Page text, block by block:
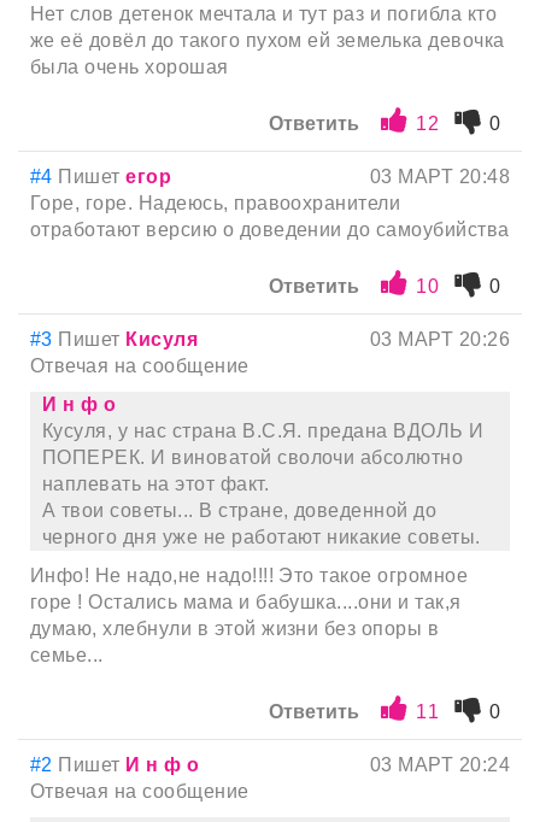
Нет слов детенок мечтала и тут раз и погибла кто
же её довёл до такого пухом ей земелька девочка
была очень хорошая
Ответить 12 0
#4 Пишетегор
03 МАРТ 20:48
Горе, горе. Надеюсь, правоохранители
отработают версию о доведении до самоубийства
Ответить 10 0
#3 Пишет Кисуля
03 МАРТ 20:26
Отвечая на сообщение
И н ф о
Кусуля, у нас страна В.С.Я. предана ВДОЛЬ И
ПОПЕРЕК. И виноватой сволочи абсолютно
наплевать на этот факт.
А твои советы... В стране, доведенной до
черного дня уже не работают никакие советы.
Инфо! Не надо,не надо!!!! Это такое огромное
горе ! Остались мама и бабушка....они и так,я
думаю, хлебнули в этой жизни без опоры в
семье...
Ответить 11 0
#2 Пишет И н ф о
03 МАРТ 20:24
Отвечая на сообщение